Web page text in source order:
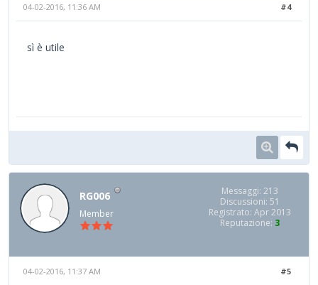
#4
04-02-2016, 11:36 AM
sì è utile
RG006
Member
Messaggi: 213
Discussioni: 51
Registrato: Apr 2013
Reputazione: 3
#5
04-02-2016, 11:37 AM